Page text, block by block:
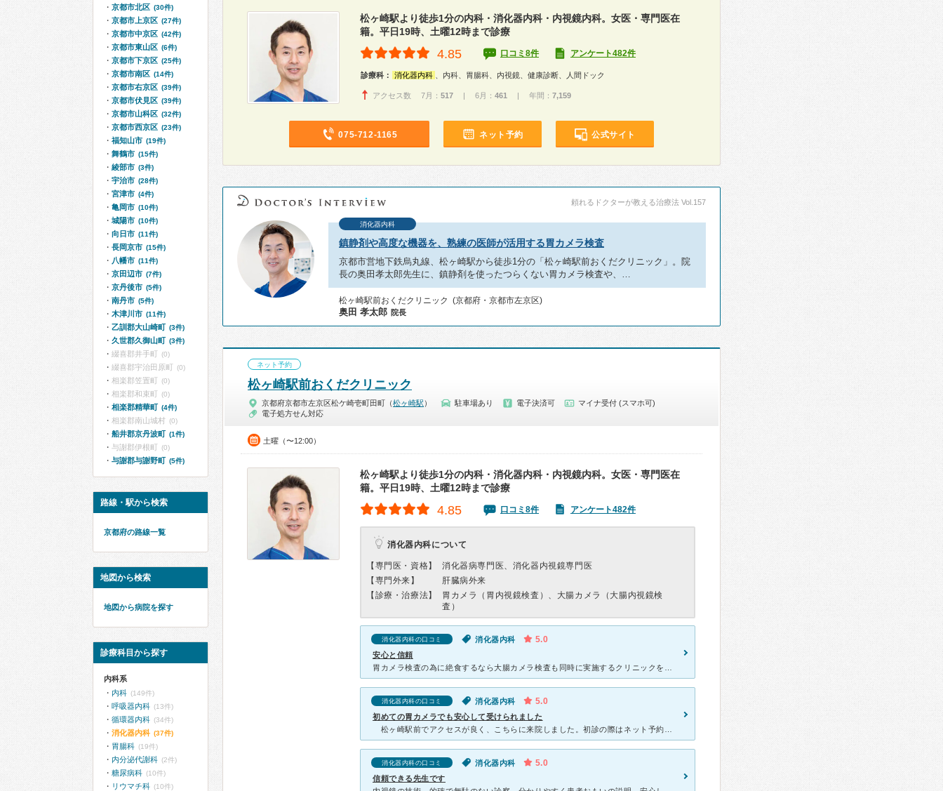
松ヶ崎駅より徒歩1分の内科・消化器内科・内視鏡内科。女医・専門医在
籍。平日19時、土曜12時まで診療
4.85 口コミ8件 アンケート482件
診療科： 消化器内科 、内科、胃腸科、内視鏡、健康診断、人間ドック
アクセス数 7月： 517 | 6月： 461 | 年間： 7,159
075-712-1165 ネット予約 公式サイト
頼れるドクターが教える治療法 Vol.157
消化器内科
鎮静剤や高度な機器を、熟練の医師が活用する胃カメラ検査
京都市営地下鉄烏丸線、松ヶ崎駅から徒歩1分の「松ヶ崎駅前おくだクリニック」。院
長の奥田孝太郎先生に、鎮静剤を使ったつらくない胃カメラ検査や、…
松ヶ崎駅前おくだクリニック (京都府・京都市左京区)
奥田 孝太郎 院長
ネット予約
松ヶ崎駅前おくだクリニック
京都府京都市左京区松ケ崎壱町田町（松ヶ崎駅 ） 駐車場あり 電子決済可
マイナ受付 (スマホ可)
電子処方せん対応
土曜（〜12:00）
松ヶ崎駅より徒歩1分の内科・消化器内科・内視鏡内科。女医・専門医在
籍。平日19時、土曜12時まで診療
4.85 口コミ8件 アンケート482件
消化器内科について
【専門医・資格】
消化器病専門医、消化器内視鏡専門医
【専門外来】
肝臓病外来
【診療・治療法】
胃カメラ（胃内視鏡検査）、大腸カメラ（大腸内視鏡検
査）
消化器内科の口コミ 消化器内科 5.0
安心と信頼
消化器内科の口コミ 消化器内科 5.0
初めての胃カメラでも安心して受けられました
消化器内科の口コミ 消化器内科 5.0
信頼できる先生です
京都市北区 (30件)
京都市上京区 (27件)
京都市中京区 (42件)
京都市東山区 (6件)
京都市下京区 (25件)
京都市南区 (14件)
京都市右京区 (39件)
京都市伏見区 (39件)
京都市山科区 (32件)
京都市西京区 (23件)
福知山市 (19件)
舞鶴市 (15件)
綾部市 (3件)
宇治市 (28件)
宮津市 (4件)
亀岡市 (10件)
城陽市 (10件)
向日市 (11件)
長岡京市 (15件)
八幡市 (11件)
京田辺市 (7件)
京丹後市 (5件)
南丹市 (5件)
木津川市 (11件)
乙訓郡大山崎町 (3件)
久世郡久御山町 (3件)
綴喜郡井手町 (0)
綴喜郡宇治田原町 (0)
相楽郡笠置町 (0)
相楽郡和束町 (0)
相楽郡精華町 (4件)
相楽郡南山城村 (0)
船井郡京丹波町 (1件)
与謝郡伊根町 (0)
与謝郡与謝野町 (5件)
路線・駅から検索
京都府の路線一覧
地図から検索
地図から病院を探す
診療科目から探す
内科系
内科 (149件)
呼吸器内科 (13件)
循環器内科 (34件)
消化器内科 (37件)
胃腸科 (19件)
内分泌代謝科 (2件)
糖尿病科 (10件)
リウマチ科 (10件)